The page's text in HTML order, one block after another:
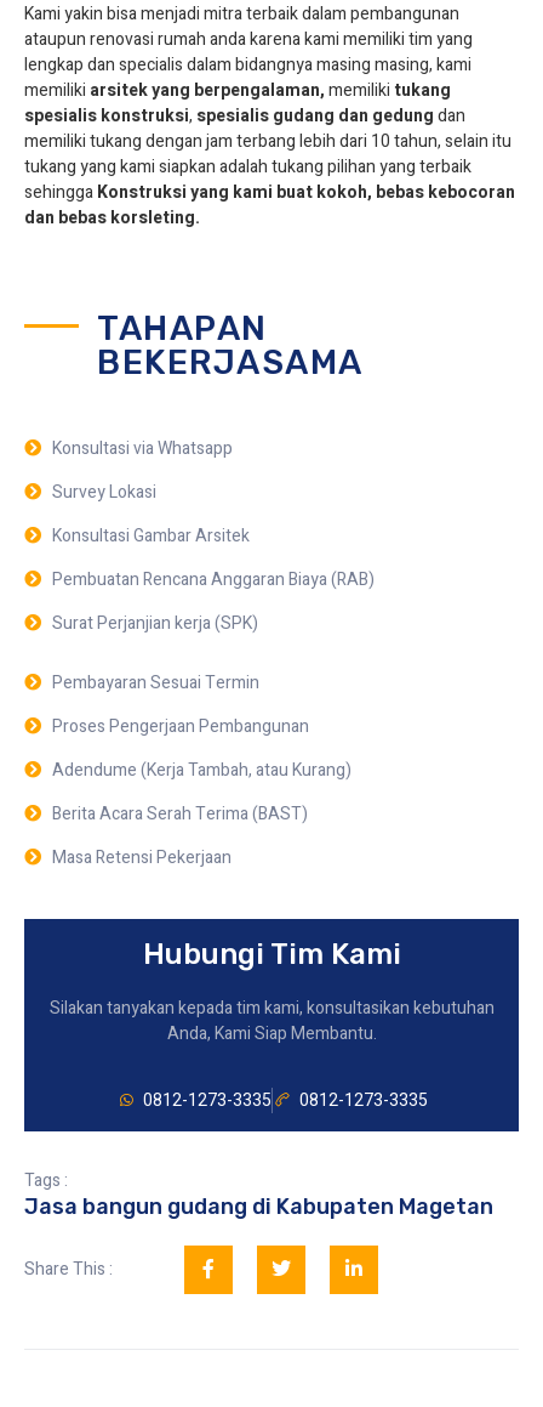
Kami yakin bisa menjadi mitra terbaik dalam pembangunan
ataupun renovasi rumah anda karena kami memiliki tim yang
lengkap dan specialis dalam bidangnya masing masing, kami
memiliki arsitek yang berpengalaman,memiliki tukang
spesialiskonstruksi, spesialis gudang dan gedungdan
memiliki tukang dengan jam terbang lebih dari 10 tahun, selain itu
tukang yang kami siapkan adalah tukang pilihan yang terbaik
sehinggaKonstruksi yang kami buat kokoh, bebas kebocoran
dan bebas korsleting.
TAHAPAN
BEKERJASAMA
Konsultasi via Whatsapp
Survey Lokasi
Konsultasi Gambar Arsitek
Pembuatan Rencana Anggaran Biaya (RAB)
Surat Perjanjian kerja (SPK)
Pembayaran Sesuai Termin
Proses Pengerjaan Pembangunan
Adendume (Kerja Tambah, atau Kurang)
Berita Acara Serah Terima (BAST)
Masa Retensi Pekerjaan
Hubungi Tim Kami
Silakan tanyakan kepada tim kami, konsultasikan kebutuhan
Anda, Kami Siap Membantu.
0812-1273-3335 0812-1273-3335
Tags :
Jasa bangun gudang di Kabupaten Magetan
Share This :